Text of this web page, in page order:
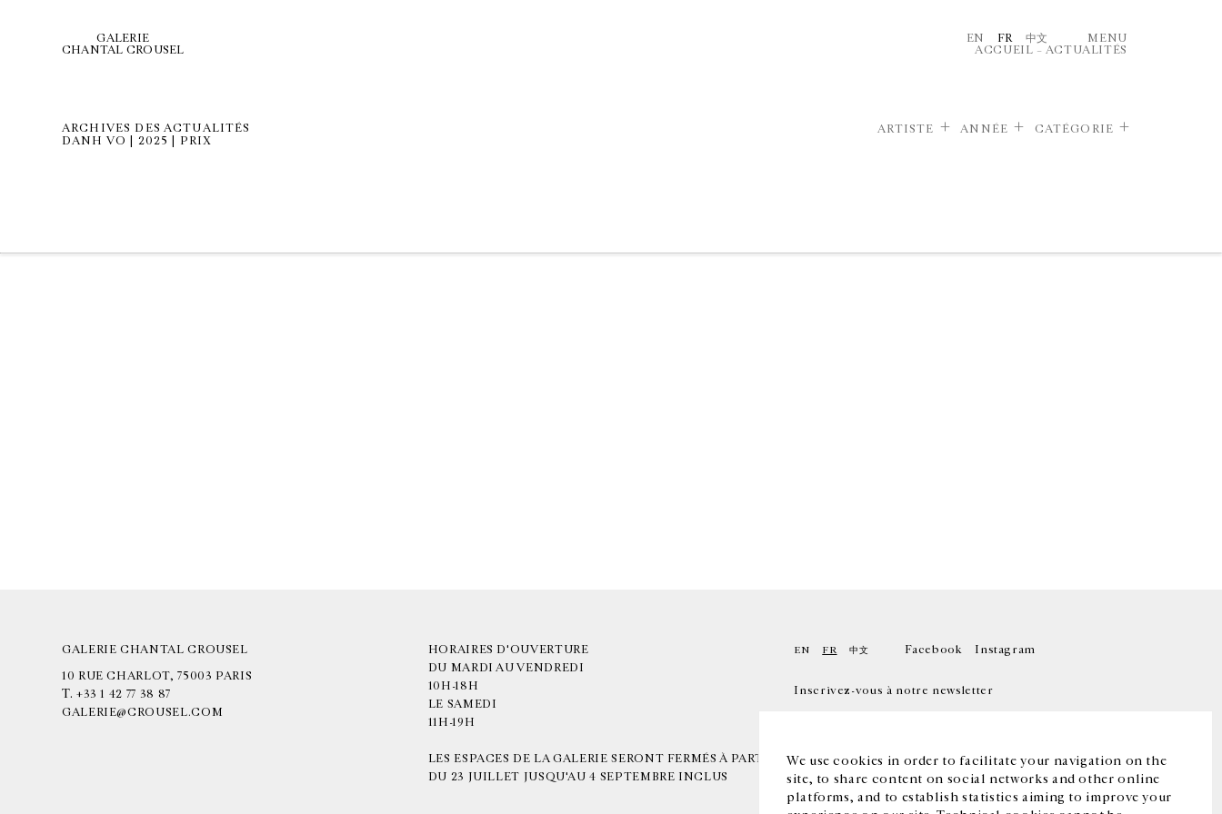
We use cookies in order to facilitate your navigation on the
site, to share content on social networks and other online
platforms, and to establish statistics aiming to improve your
GALERIE
CHANTAL CROUSEL
EN FR 中文
MENU
ACCUEIL – ACTUALITÉS
ARCHIVES DES ACTUALITÉS
DANH VO | 2025 | PRIX
ARTISTE ANNÉE CATÉGORIE
GALERIE CHANTAL CROUSEL
10 RUE CHARLOT, 75003 PARIS
T. +33 1 42 77 38 87
GALERIE@CROUSEL.COM
HORAIRES D'OUVERTURE
DU MARDI AU VENDREDI
10H-18H
LE SAMEDI
11H-19H
LES ESPACES DE LA GALERIE SERONT FERMÉS À PARTIR
DU 23 JUILLET JUSQU'AU 4 SEPTEMBRE INCLUS
EN FR 中文 Facebook Instagram
Inscrivez-vous à notre newsletter